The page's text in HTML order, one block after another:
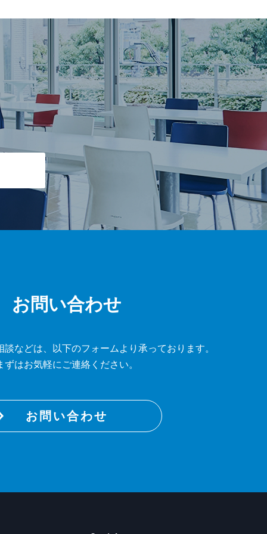
お問い合わせ
などは、 以下のフォームより承っております。
ずはお気軽にご連絡ください。
お問い合わせ